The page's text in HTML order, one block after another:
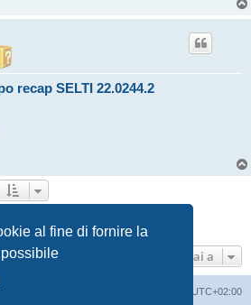
al fine di fornire la
recap SELTI 22.0244.2
Precedente
Vai a
UTC+02:00